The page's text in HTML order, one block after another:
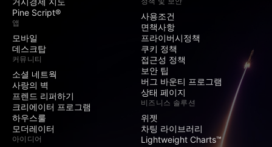
Pine Script®
앱
모바일
데스크탑
커뮤니티
소셜 네트웍
사랑의 벽
프렌드 리퍼하기
크리에이터 프로그램
하우스룰
모더레이터
아이디어
사용조건
면책사항
프라이버시정책
쿠키 정책
접근성 정책
보안 팁
버그 바운티 프로그램
상태 페이지
비즈니스 솔루션
위젯
차팅 라이브러리
Lightweight Charts™